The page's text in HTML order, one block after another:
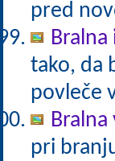
pred
Bralna
tako, da
povleče
pri